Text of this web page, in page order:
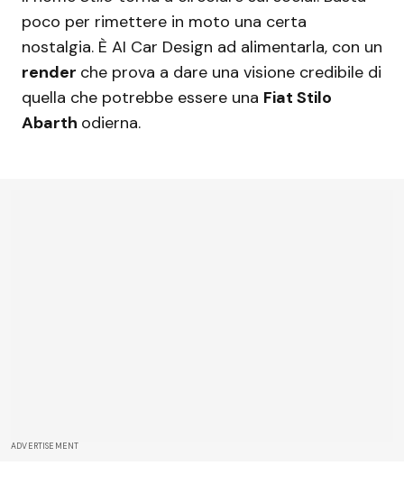
poco per rimettere in moto una certa
nostalgia. È AI Car Design ad alimentarla, con un
render che prova a dare una visione credibile di
quella che potrebbe essere una Fiat Stilo
Abarth odierna.
ADVERTISEMENT